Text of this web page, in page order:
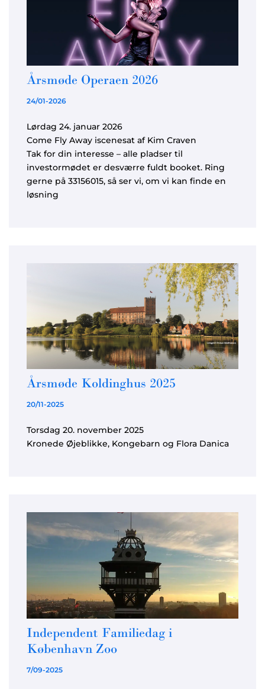
Årsmøde Operaen 2026
24/01-2026
Lørdag 24. januar 2026
Come Fly Away iscenesat af Kim Craven
Tak for din interesse – alle pladser til
investormødet er desværre fuldt booket. Ring
gerne på 33156015, så ser vi, om vi kan finde en
løsning
Årsmøde Koldinghus 2025
20/11-2025
Torsdag 20. november 2025
Kronede Øjeblikke, Kongebarn og Flora Danica
Independent Familiedag i
København Zoo
7/09-2025